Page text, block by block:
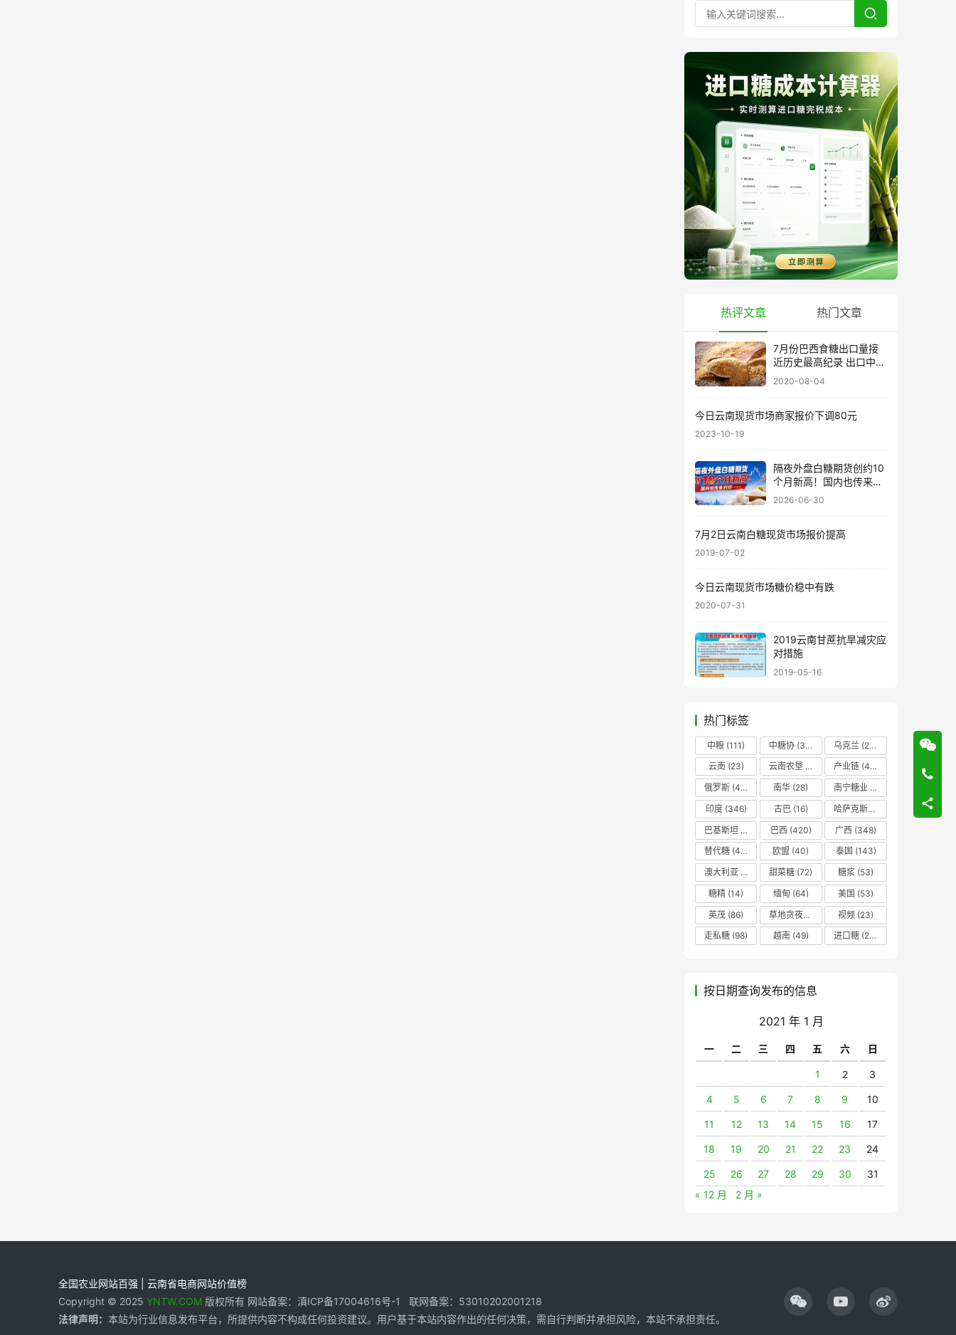
热评文章 热门文章
7月份巴西食糖出口量接
近历史最高纪录 出口中国
超40万吨
2020-08-04
今日云南现货市场商家报价下调80元
2023-10-19
隔夜外盘白糖期货创约10
个月新高！国内也传来利
好……
2026-06-30
7月2日云南白糖现货市场报价提高
2019-07-02
今日云南现货市场糖价稳中有跌
2020-07-31
2019云南甘蔗抗旱减灾应
对措施
2019-05-16
热门标签
中粮 (111) 中糖协 (37) 乌克兰 (20)
云南(23) 云南农垦 产业链 (42)
俄罗斯 (43) 南华 (28) 南宁糖业
印度(346) 古巴(16) 哈萨克斯坦
巴基斯坦
巴西(420) 广西 (348)
替代糖 (48) 欧盟 (40) 泰国 (143)
澳大利亚
甜菜糖 (72) 糖浆 (53)
糖精 (14) 缅甸 (64) 美国 (53)
英茂 (86) 草地贪夜蛾 视频 (23)
走私糖 (98) 越南(49) 进口糖 (236)
按日期查询发布的信息
2021 年 1 月
一 二 三 四 五 六 日
1 2 3
4 5 6 7 8 9 10
11 12 13 14 15 16 17
18 19 20 21 22 23 24
25 26 27 28 29 30
31
« 12 月
2 月 »
全国农业网站百强 | 云南省电商网站价值榜
Copyright © 2025 YNTW.COM 版权所有 网站备案：滇ICP备17004616号-1 联网备案：53010202001218
法律声明： 本站为行业信息发布平台，所提供内容不构成任何投资建议。用户基于本站内容作出的任何决策，需自行判断并承担风险，本站不承担责任。